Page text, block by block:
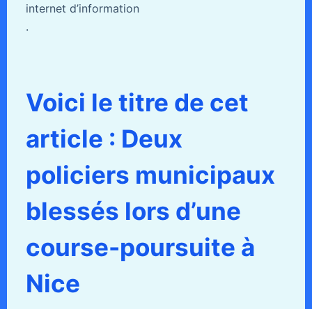
internet d’information
.
Voici le titre de cet
article : Deux
policiers municipaux
blessés lors d’une
course-poursuite à
Nice